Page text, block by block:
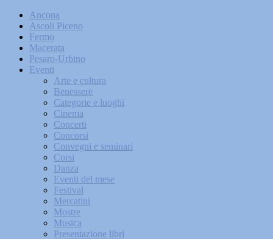
Ancona
Ascoli Piceno
Fermo
Macerata
Pesaro-Urbino
Eventi
Arte e cultura
Benessere
Categorie e luoghi
Cinema
Concerti
Concorsi
Convegni e seminari
Corsi
Danza
Eventi del mese
Festival
Mercatini
Mostre
Musica
Presentazione libri